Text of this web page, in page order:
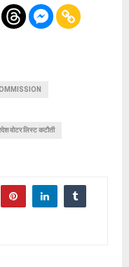
वोटर लिस्ट कटौती